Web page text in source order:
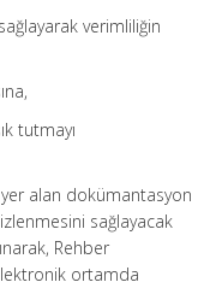
verimliliğin
tutmayı
alan dokümantasyon
sağlayacak
Rehber
ortamda